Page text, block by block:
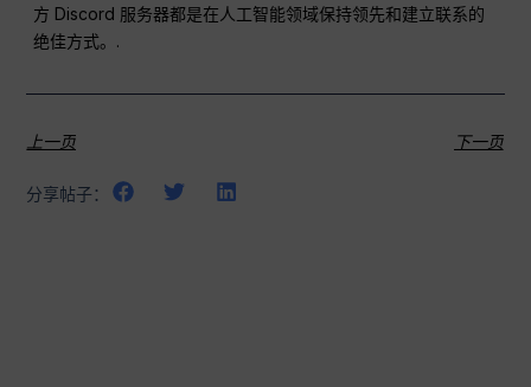
方 Discord 服务器都是在人工智能领域保持领先和建立联系的
绝佳方式。.
上一页 下一页
分享帖子：